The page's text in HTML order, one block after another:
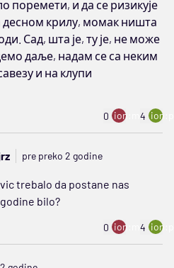
поремети, и да се ризикује
крилу, момак ништа
Сад, шта је, ту је, не може
даље, надам се са неким
и на клупи
0 ion:minus
4
pre preko 2 godine
trebalo da postane nas
bilo?
0 ion:minus
4